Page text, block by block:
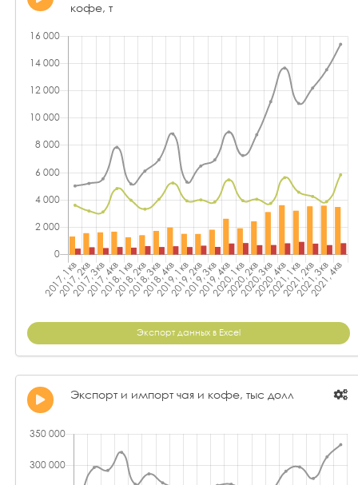
кофе, т
Экспорт данных в Excel
Экспорт и импорт чая и кофе, тыс долл